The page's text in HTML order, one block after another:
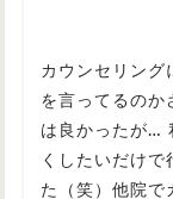
カウンセリング
を言ってるのか
は良かったが…
くしたいだけ
た（笑）他院で